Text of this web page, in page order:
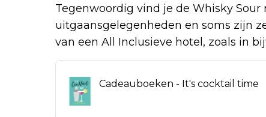
Tegenwoordig vind je de Whisky
uitgaansgelegenheden en soms zijn
van een All Inclusieve hotel, zoals in
Cadeauboeken - It's cocktail time